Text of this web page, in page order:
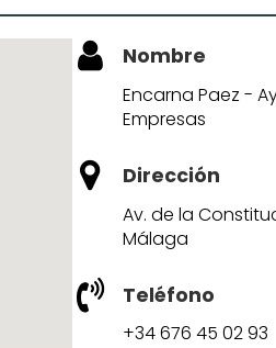
Nombre
Encarna Paez -
Empresas
Dirección
Av. de la
Málaga
Teléfono
+34 676 45 02 93